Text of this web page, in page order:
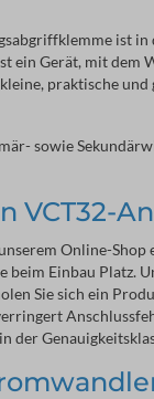
ist
ein Gerät, mit
praktische
sowie
VCT32-
Online-
Einbau Platz.
Sie sich ein
der